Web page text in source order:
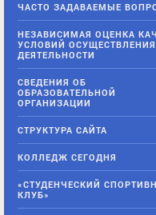
ЧАСТО ЗАДАВАЕМЫЕ
НЕЗАВИСИМАЯ ОЦЕНКА
УСЛОВИЙ ОСУЩЕСТВЛЕНИЯ
ДЕЯТЕЛЬНОСТИ
СВЕДЕНИЯ ОБ
ОБРАЗОВАТЕЛЬНОЙ
ОРГАНИЗАЦИИ
СТРУКТУРА САЙТА
КОЛЛЕДЖ СЕГОДНЯ
«СТУДЕНЧЕСКИЙ
КЛУБ»